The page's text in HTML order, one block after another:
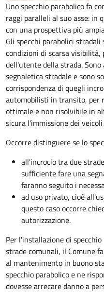
Uno specchio parabolico fa
raggi paralleli al suo asse: in
con una prospettiva più
Gli specchi parabolici
condizioni di scarsa
dell'utente della strada.
segnaletica stradale e sono
corrispondenza di quegli
automobilisti in transito, per
ottimale e non risolvibile in
sicura l'immissione dei
Occorre distinguere se lo
all'incrocio tra due
sufficiente fare una
faranno seguito i
ad uso privato, cioè
questo casooccorre
autorizzazione.
Per l'installazione di
strade comunali, il Comune
al mantenimento in buono
specchio parabolico e ne
dovesse arrecare danno a